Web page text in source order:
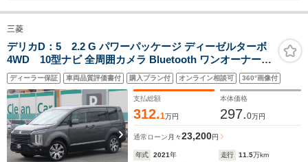
三菱
デリカD：5 2.2 G パワーパッケージ ディーゼルターボ
4WD 10型ナビ 全周囲カメラ Bluetooth ワンオーナー
ETC2.0 パドルシフト 電動パーキングブレーキ ステアリ
ングヒーター プッシュスタート 電動サイドステップ 純正
18インチアルミホイール スペアスマートキー
ディーラー保証 車両品質評価書付 購入プラン付 オンライン相談可 360°画像付
支払総額
312.1万円
本体価格
297.0万円
通常ローン 月々23,200円
年式 2021年 走行 11.5万km